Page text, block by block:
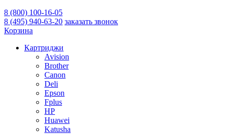
8 (800) 100-16-05
8 (495) 940-63-20 заказать звонок
Корзина
Картриджи
Avision
Brother
Canon
Deli
Epson
Fplus
HP
Huawei
Katusha